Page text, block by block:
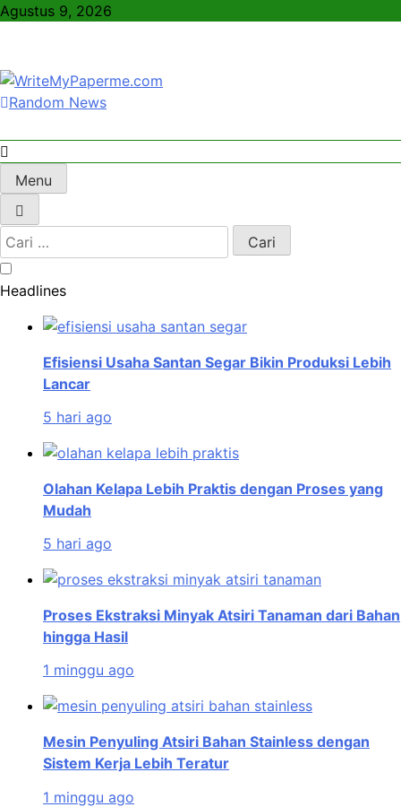
Skip
Agustus 9, 2026
WriteMyPaperme.com
Random News
Menu
Cari
untuk:
Headlines
Efisiensi Usaha Santan Segar Bikin Produksi Lebih
Lancar
5 hari ago
Olahan Kelapa Lebih Praktis dengan Proses yang
Mudah
5 hari ago
Proses Ekstraksi Minyak Atsiri Tanaman dari Bahan
hingga Hasil
1 minggu ago
Mesin Penyuling Atsiri Bahan Stainless dengan
Sistem Kerja Lebih Teratur
1 minggu ago